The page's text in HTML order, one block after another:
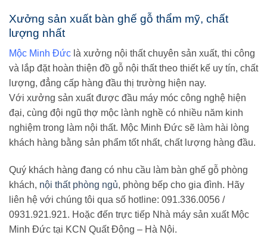
Xưởng sản xuất bàn ghế gỗ thẩm mỹ, chất
lượng nhất
Mộc Minh Đức là xưởng nội thất chuyên sản xuất, thi công
và lắp đặt hoàn thiện đồ gỗ nội thất theo thiết kế uy tín, chất
lượng, đẳng cấp hàng đầu thị trường hiện nay.
Với xưởng sản xuất được đầu máy móc công nghệ hiện
đại, cùng đội ngũ thợ mộc lành nghề có nhiều năm kinh
nghiệm trong làm nội thất. Mộc Minh Đức sẽ làm hài lòng
khách hàng bằng sản phẩm tốt nhất, chất lượng hàng đầu.
Quý khách hàng đang có nhu cầu làm bàn ghế gỗ phòng
khách, nội thất phòng ngủ, phòng bếp cho gia đình. Hãy
liên hệ với chúng tôi qua số hotline: 091.336.0056 /
0931.921.921. Hoặc đến trực tiếp Nhà máy sản xuất Mộc
Minh Đức tại KCN Quất Động – Hà Nội.